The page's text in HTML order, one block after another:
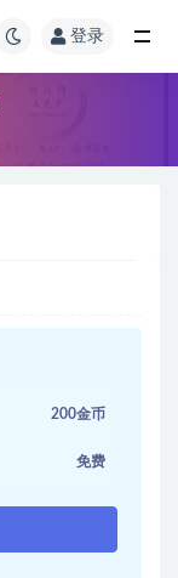
登录
200金币
免费